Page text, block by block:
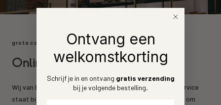
grote collectie
Online behang kopen
Wij van Behang.nl leveren de mooiste behang merken. Service
staat bij ons voorrop. Heeft u een vraag? Aarzel dan niet om
Ontvang een
welkomstkorting
Schrijf je in en ontvang gratis verzending
bij je volgende bestelling.